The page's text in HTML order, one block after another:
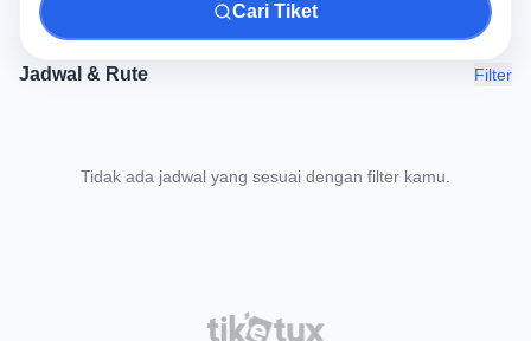
Cari Tiket
Jadwal & Rute Filter
Tidak ada jadwal yang sesuai dengan filter kamu.